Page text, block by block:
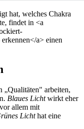
hat, welches Chakra
findet in <a
a> einen
„Qualitäten" arbeiten,
Blaues Lichtwirkt eher
allem mit
Lichthat eine